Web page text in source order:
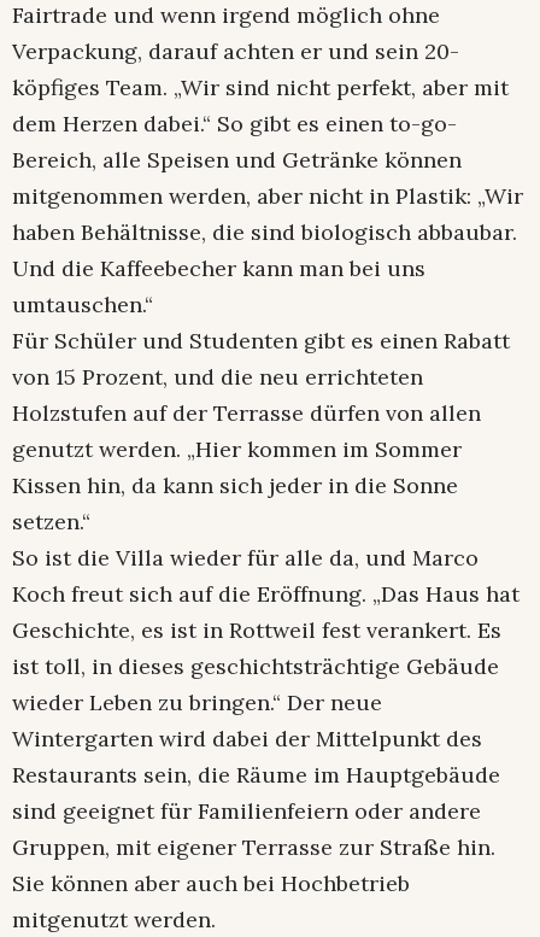
Fairtrade und wenn irgend möglich ohne
Verpackung, darauf achten er und sein 20-
köpfiges Team. „Wir sind nicht perfekt, aber mit
dem Herzen dabei.“ So gibt es einen to-go-
Bereich, alle Speisen und Getränke können
mitgenommen werden, aber nicht in Plastik: „Wir
haben Behältnisse, die sind biologisch abbaubar.
Und die Kaffeebecher kann man bei uns
umtauschen.“
Für Schüler und Studenten gibt es einen Rabatt
von 15 Prozent, und die neu errichteten
Holzstufen auf der Terrasse dürfen von allen
genutzt werden. „Hier kommen im Sommer
Kissen hin, da kann sich jeder in die Sonne
setzen.“
So ist die Villa wieder für alle da, und Marco
Koch freut sich auf die Eröffnung. „Das Haus hat
Geschichte, es ist in Rottweil fest verankert. Es
ist toll, in dieses geschichtsträchtige Gebäude
wieder Leben zu bringen.“ Der neue
Wintergarten wird dabei der Mittelpunkt des
Restaurants sein, die Räume im Hauptgebäude
sind geeignet für Familienfeiern oder andere
Gruppen, mit eigener Terrasse zur Straße hin.
Sie können aber auch bei Hochbetrieb
mitgenutzt werden.